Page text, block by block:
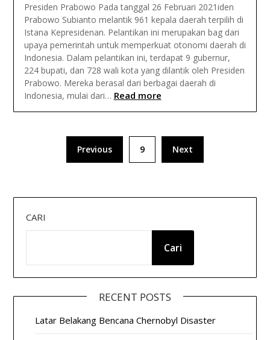
Presiden Prabowo Pada tanggal 26 Februari 2021iden
Prabowo Subianto melantik 961 kepala daerah terpilih di
Istana Kepresidenan. Pelantikan ini merupakan bag dari
upaya pemerintah untuk memperkuat otonomi daerah di
Indonesia. Dalam pelantikan ini, terdapat 9 gubernur,
224 bupati, dan 728 wali kota yang dilantik oleh Presiden
Prabowo. Mereka berasal dari berbagai daerah di
Indonesia, mulai dari… Read more
Paginasi
Previous 9 Next
CARI
Cari
RECENT POSTS
Latar Belakang Bencana Chernobyl Disaster